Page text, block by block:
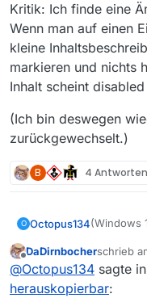
Kritik: Ich finde eine
Wenn man auf einen
kleine
markieren und nichts
Inhalt scheint
(Ich bin deswegen
zurückgewechselt.)
B 4 Antworten
O Octopus134(Windows
Blick
nachdem
langsamer
Kritik: Ich
schlecht.
Wenn man
(Ich bin
Offline
DaDirnbocherschrieb
zuletzt
@Octopus134 sagte in
herauskopierbar: